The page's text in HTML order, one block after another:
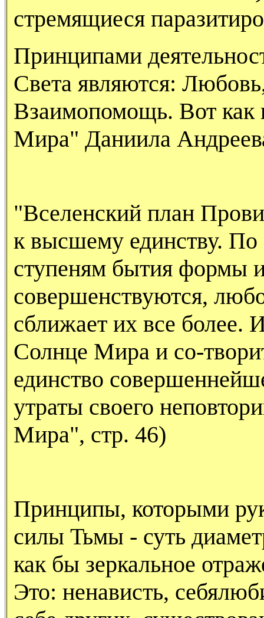
стремящиеся
Принципами
Света являются:
Взаимопомощь. Вот как
Мира" Даниила
"Вселенский план
к высшему единству.
ступеням бытия формы
совершенствуются,
сближает их все более.
Солнце Мира и со-
единство
утраты своего
Мира", стр. 46)
Принципы, которыми
силы Тьмы - суть
как бы зеркальное
Это: ненависть,